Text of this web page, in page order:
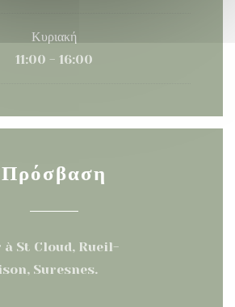
Κυριακή
11:00 - 16:00
Πρόσβαση
à St Cloud, Rueil-
Suresnes.